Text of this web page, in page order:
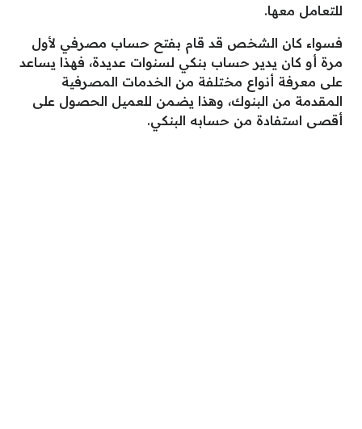
للتعامل معها.
فسواء كان الشخص قد قام بفتح حساب مصرفي لأول
مرة أو كان يدير حساب بنكي لسنوات عديدة، فهذا يساعد
على معرفة أنواع مختلفة من الخدمات المصرفية
المقدمة من البنوك، وهذا يضمن للعميل الحصول على
أقصى استفادة من حسابه البنكي.